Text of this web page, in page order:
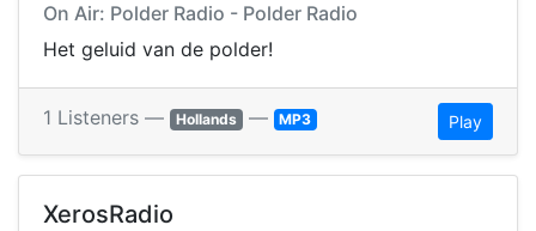
On Air: Polder Radio - Polder Radio
Het geluid van de polder!
1 Listeners — Hollands — MP3 Play
XerosRadio